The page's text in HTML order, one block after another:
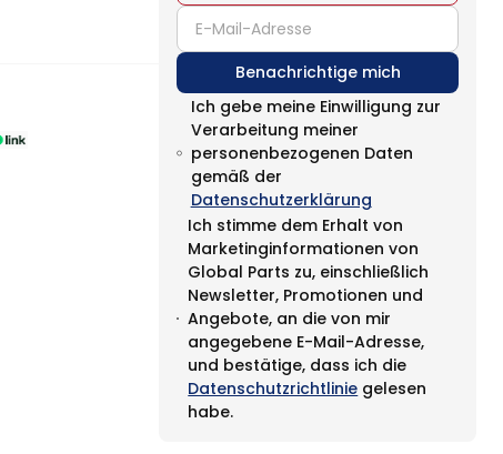
email
Benachrichtige mich
Ich gebe meine Einwilligung zur
Verarbeitung meiner
personenbezogenen Daten
gemäß der
Datenschutzerklärung
Ich stimme dem Erhalt von
Marketinginformationen von
Global Parts zu, einschließlich
Newsletter, Promotionen und
Angebote, an die von mir
angegebene E-Mail-Adresse,
und bestätige, dass ich die
Datenschutzrichtlinie gelesen
habe.